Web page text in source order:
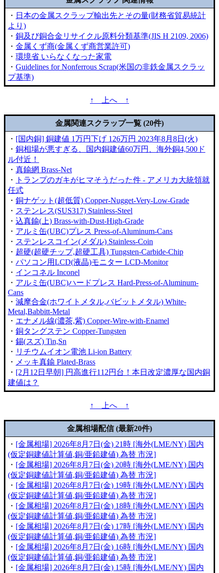
・ 日本の金属スクラップ輸出先とその量(財務省貿易統計
より)
・ 銅及び銅合金リサイクル原料分類基準(JIS H 2109, 2006)
・ 金属くず商(金属くず商営業許可)
・ 環境省 いらなくなった家電
・ Guidelines for Nonferrous Scrap(米国の非鉄金属スクラッ
プ基準)
↑ 上へ ↑
金属関連スクラップ一覧 (20件)
・ [国内銅] 銅建値 1万円下げ 126万円 2023年8月8日(火)
・ 銅相場が悪すぎる、国内銅建値60万円、海外銅4,500ド
ル付近！
・ 真鍮網 Brass-Net
・
トランプのガキがヒマそうだった件 - アメリカ大統領就
任式
・ 銅ナゲット(超低質) Copper-Nugget-Very-Low-Grade
・ ステンレス(SUS317) Stainless-Steel
・ 込真鍮(上) Brass-with-Dust-High-Grade
・ アルミ缶(UBC)プレス Press-of-Aluminum-Cans
・ ステンレスコイン(メダル) Stainless-Coin
・ 超硬(超硬チップ,超硬工具) Tungsten-Carbide-Chip
・ パソコン用LCD(液晶)モニター LCD-Monitor
・ インコネル Inconel
・ アルミ缶(UBC)ハードプレス Hard-Press-of-Aluminum-
Cans
・ 減摩合金(ホワイトメタル,バビットメタル) White-
Metal,Babbitt-Metal
・ エナメル線(濃茶,紫) Copper-Wire-with-Enamel
・ 銅タングステン Copper-Tungsten
・ 錫(スズ) Tin,Sn
・ リチウムイオン電池 Li-ion Battery
・ メッキ真鍮 Plated-Brass
・ [2月12日早朝] 円高進行112円台！本日改定濃厚な国内銅
建値は？
↑ 上へ ↑
金属相場配信 (最新20件)
・ [金属相場] 2026年8月7日(金) 21時 [海外(LME/NY) 国内
(仮定銅建値計算値,銅/亜鉛建値) 為替 市況]
・ [金属相場] 2026年8月7日(金) 20時 [海外(LME/NY) 国内
(仮定銅建値計算値,銅/亜鉛建値) 為替 市況]
・ [金属相場] 2026年8月7日(金) 19時 [海外(LME/NY) 国内
(仮定銅建値計算値,銅/亜鉛建値) 為替 市況]
・ [金属相場] 2026年8月7日(金) 18時 [海外(LME/NY) 国内
(仮定銅建値計算値,銅/亜鉛建値) 為替 市況]
・ [金属相場] 2026年8月7日(金) 17時 [海外(LME/NY) 国内
(仮定銅建値計算値,銅/亜鉛建値) 為替 市況]
・ [金属相場] 2026年8月7日(金) 16時 [海外(LME/NY) 国内
(仮定銅建値計算値,銅/亜鉛建値) 為替 市況]
・ [金属相場] 2026年8月7日(金) 15時 [海外(LME/NY) 国内